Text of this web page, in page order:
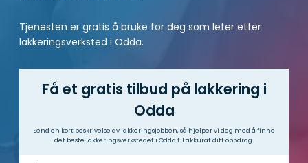
Tjenesten er gratis å bruke for deg som leter etter
lakkeringsverksted i Odda.
Få et gratis tilbud på lakkering i
Odda
Send en kort beskrivelse av lakkeringsjobben, så hjelper vi deg med å finne
det beste lakkeringsverkstedet i Odda til akkurat ditt oppdrag.